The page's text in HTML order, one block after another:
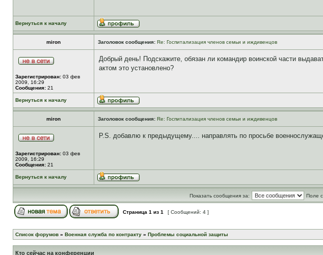
Вернуться к началу
miron Заголовок сообщения: Re: Госпитализация членов семьи и иждивенцов
Зарегистрирован: 03 фев
2009, 16:29
Сообщения: 21
Добрый день! Подскажите, обязан ли командир воинской части
актом это установлено?
Вернуться к началу
miron Заголовок сообщения: Re: Госпитализация членов семьи и иждивенцов
Зарегистрирован: 03 фев
2009, 16:29
Сообщения: 21
P.S. добавлю к предыдущему.... направлять по просьбе
Вернуться к началу
Показать сообщения за: Поле
Страница 1 из 1 [ Сообщений: 4 ]
Список форумов » Военная служба по контракту » Проблемы социальной защиты
Кто сейчас на конференции